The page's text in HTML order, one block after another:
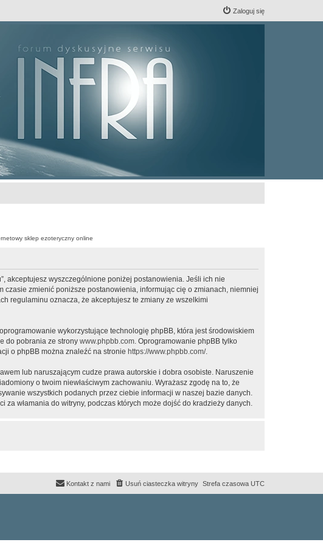
Zaloguj się
sklep ezoteryczny online
akceptujesz wyszczególnione poniżej postanowienia. Jeśli ich nie
czasie zmienić poniższe postanowienia, informując cię o zmianach, niemniej
regulaminu oznacza, że akceptujesz te zmiany ze wszelkimi
oprogramowanie wykorzystujące technologię phpBB, która jest środowiskiem
do pobrania ze strony www.phpbb.com. Oprogramowanie phpBB tylko
o phpBB można znaleźć na stronie https://www.phpbb.com/.
lub naruszającym cudze prawa autorskie i dobra osobiste. Naruszenie
o twoim niewłaściwym zachowaniu. Wyrażasz zgodę na to, że
wszystkich podanych przez ciebie informacji w naszej bazie danych.
włamania do witryny, podczas których może dojść do kradzieży danych.
Strefa czasowa UTC
Usuń ciasteczka witryny
Kontakt z nami